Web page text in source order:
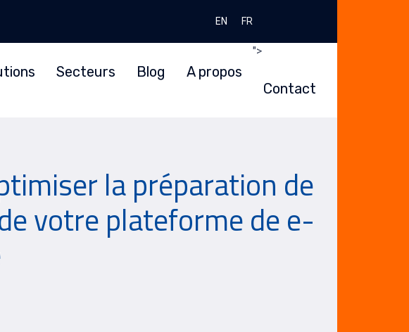
Sélectionnez votre langue
EN FR
Secteurs Blog A propos
">
Contact
la préparation de
votre plateforme de e-